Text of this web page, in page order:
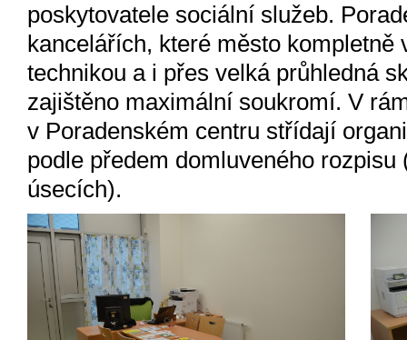
poskytovatele sociální služeb.
kancelářích, které město
technikou a i přes velká průhledná
zajištěno maximální soukromí. V
v Poradenském centru střídají
podle předem domluveného
úsecích).